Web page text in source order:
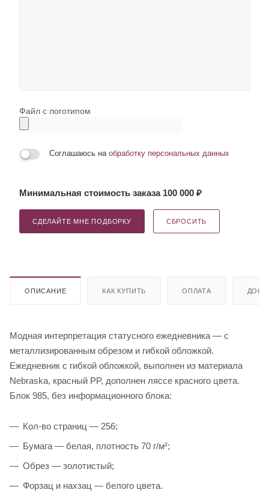
Файл с логотипом
Соглашаюсь на обработку персональных данных
Минимальная стоимость заказа 100 000 ₽
СДЕЛАЙТЕ МНЕ ПОДБОРКУ СБРОСИТЬ
ОПИСАНИЕ КАК КУПИТЬ ОПЛАТА
Модная интерпретация статусного ежедневника — с
металлизированным обрезом и гибкой обложкой.
Ежедневник с гибкой обложкой, выполнен из материала
Nebraska, красный PP, дополнен ляссе красного цвета.
Блок 985, без информационного блока:
Кол-во страниц — 256;
Бумага — белая, плотность 70 г/м²;
Обрез — золотистый;
Форзац и нахзац — белого цвета.